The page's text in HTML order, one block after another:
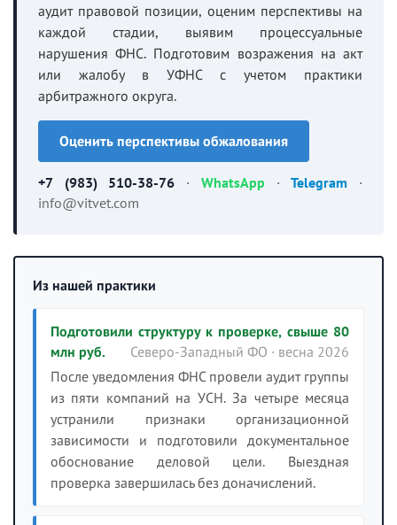
аудит правовой позиции, оценим перспективы на
каждой стадии, выявим процессуальные
нарушения ФНС. Подготовим возражения на акт
или жалобу в УФНС с учетом практики
арбитражного округа.
Оценить перспективы обжалования
+7 (983) 510-38-76 · WhatsApp ·Telegram ·
info@vitvet.com
Из нашей практики
Подготовили структуру к проверке, свыше 80
млн руб.
Северо-Западный ФО · весна 2026
После уведомления ФНС провели аудит группы
из пяти компаний на УСН. За четыре месяца
устранили признаки организационной
зависимости и подготовили документальное
обоснование деловой цели. Выездная
проверка завершилась без доначислений.